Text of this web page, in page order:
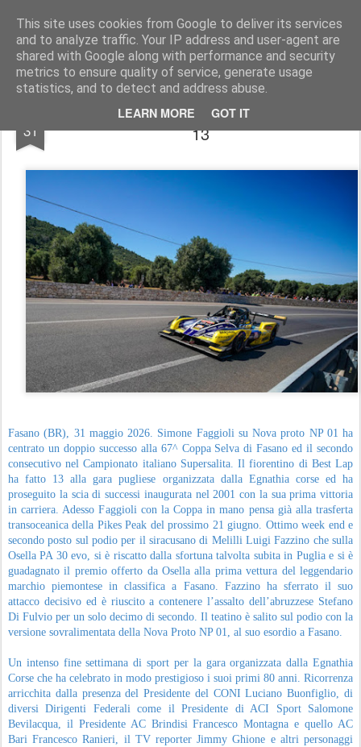
This site uses cookies from Google to deliver its services
and to analyze traffic. Your IP address and user-agent are
shared with Google along with performance and security
metrics to ensure quality of service, generate usage
statistics, and to detect and address abuse.
LEARN MORE GOT IT
AutoMotoCorse. Motorsport Random News 280912
31
Velocità Salita\Faggioli a Fasano ha fatto
13
Fasano (BR), 31 maggio 2026. Simone Faggioli su Nova proto NP 01 ha
centrato un doppio successo alla 67^ Coppa Selva di Fasano ed il secondo
consecutivo nel Campionato italiano Supersalita. Il fiorentino di Best Lap
ha fatto 13 alla gara pugliese organizzata dalla Egnathia corse ed ha
proseguito la scia di successi inaugurata nel 2001 con la sua prima vittoria
in carriera. Adesso Faggioli con la Coppa in mano pensa già alla trasferta
transoceanica della Pikes Peak del prossimo 21 giugno. Ottimo week end e
secondo posto sul podio per il siracusano di Melilli Luigi Fazzino che sulla
Osella PA 30 evo, si è riscatto dalla sfortuna talvolta subita in Puglia e si è
guadagnato il premio offerto da Osella alla prima vettura del leggendario
marchio piemontese in classifica a Fasano. Fazzino ha sferrato il suo
attacco decisivo ed è riuscito a contenere l’assalto dell’abruzzese Stefano
Di Fulvio per un solo decimo di secondo. Il teatino è salito sul podio con la
versione sovralimentata della Nova Proto NP 01, al suo esordio a Fasano.
Un intenso fine settimana di sport per la gara organizzata dalla Egnathia
Corse che ha celebrato in modo prestigioso i suoi primi 80 anni. Ricorrenza
arricchita dalla presenza del Presidente del CONI Luciano Buonfiglio, di
diversi Dirigenti Federali come il Presidente di ACI Sport Salomone
Bevilacqua, il Presidente AC Brindisi Francesco Montagna e quello AC
Bari Francesco Ranieri, il TV reporter Jimmy Ghione e altri personaggi